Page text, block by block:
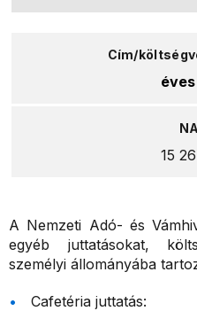
15
A Nemzeti Adó- és
egyéb juttatásokat,
személyi állományába
Cafetéria juttatás: